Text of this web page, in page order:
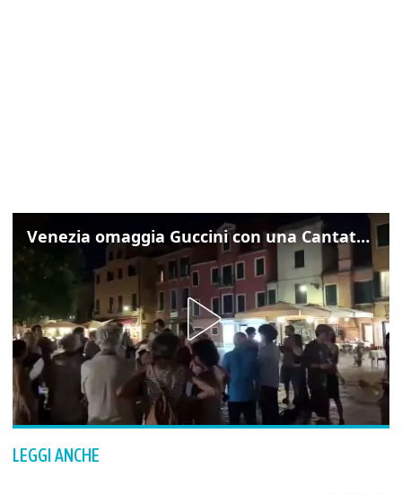
Venezia omaggia Guccini con una Cantata Anarchica in campo Santa Margherita
LEGGI ANCHE